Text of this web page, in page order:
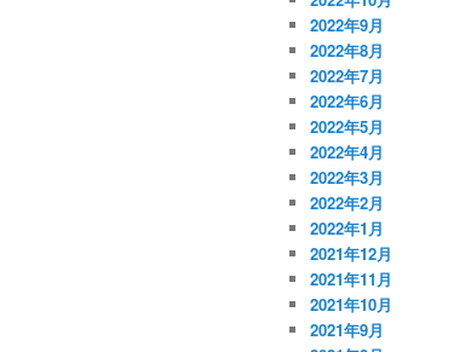
2022年9月
2022年8月
2022年7月
2022年6月
2022年5月
2022年4月
2022年3月
2022年2月
2022年1月
2021年12月
2021年11月
2021年10月
2021年9月